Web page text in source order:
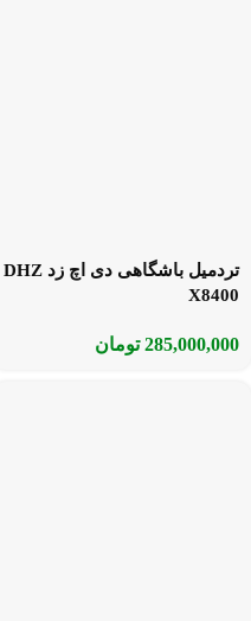
تردمیل باشگاهی دی اچ زد DHZ
X8400
285,000,000 تومان